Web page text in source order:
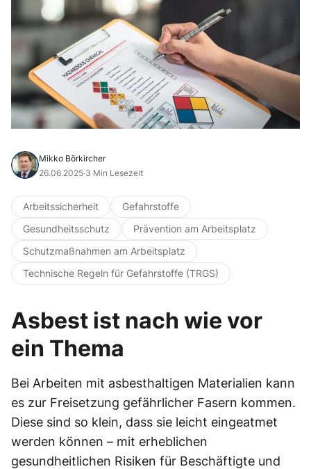
Mikko Börkircher
26.06.2025·3 Min Lesezeit
Arbeitssicherheit
Gefahrstoffe
Gesundheitsschutz
Prävention am Arbeitsplatz
Schutzmaßnahmen am Arbeitsplatz
Technische Regeln für Gefahrstoffe (TRGS)
Asbest ist nach wie vor
ein Thema
Bei Arbeiten mit asbesthaltigen Materialien kann
es zur Freisetzung gefährlicher Fasern kommen.
Diese sind so klein, dass sie leicht eingeatmet
werden können – mit erheblichen
gesundheitlichen Risiken für Beschäftigte und